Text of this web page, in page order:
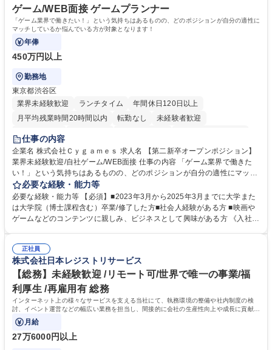
ゲーム/WEB面接 ゲームプランナー
「ゲーム業界で働きたい！」という気持ちはあるものの、どのポジションが自分の適性に
マッチしているか悩んでいる方が対象となります！
年俸
450万円以上
勤務地
東京都渋谷区
業界未経験歓迎
ランチタイム
年間休日120日以上
月平均残業時間20時間以内
転勤なし
未経験者歓迎
住宅手当あり
交通費支給
土日祝休み 服装自由 昼食補助あり
第二新卒歓迎
食事補助あり
仕事の内容
企業名 株式会社Ｃｙｇａｍｅｓ 求人名 【第二新卒オープンポジション】
業界未経験歓迎/自社ゲーム/WEB面接 仕事の内容 「ゲーム業界で働きた
い！」という気持ちはあるものの、どのポジションが自分の適性にマッチ
しているか悩んでいる方が対象となります！ 総合職（プランナー/データ
アナリストなど）、技術職（開発エンジニ ア/インフラエンジニアな
ど）、デザイン職（デザイナー/イラストレ ーターなど）等から、面接で
ご希望と適正にマッチしたポジションをご案内いたします。ゲームやエン
のご応募をお待ちしております。 募集職種 【第二新卒オープンポジショ
ン】業界未経験歓迎/自社ゲーム/WEB面接
必要な経験・能力等
必要な経験・能力等 【必須】■2023年3月から2025年3月までに大学また
は大学院（博士課程含む）卒業/修了した方■社会人経験がある方 ■映画や
ゲームなどのコンテンツに親しみ、ビジネスとして興味がある方 《入社実
正社員
株式会社日本レジストリサービス
【総務】未経験歓迎 /リモート可/世界で唯一の事業/福
利厚生 /再雇用有 総務
インターネット上の様々なサービスを支える当社にて、執務環境の整備や社内制度の検
討、イベント運営などの幅広い業務を担当し、間接的に会社の生産性向上や成長に貢献し
ている部署です。
月給
27万6000円以上